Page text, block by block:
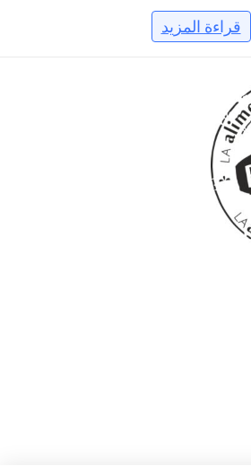
قراءة المزيد